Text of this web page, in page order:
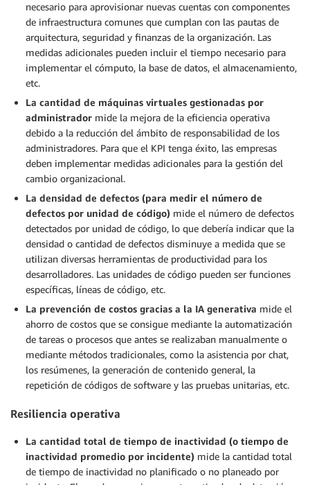
necesario para aprovisionar nuevas cuentas con componentes
de infraestructura comunes que cumplan con las pautas de
arquitectura, seguridad y finanzas de la organización. Las
medidas adicionales pueden incluir el tiempo necesario para
implementar el cómputo, la base de datos, el almacenamiento,
etc.
La cantidad de máquinas virtuales gestionadas por
administrador mide la mejora de la eficiencia operativa
debido a la reducción del ámbito de responsabilidad de los
administradores. Para que el KPI tenga éxito, las empresas
deben implementar medidas adicionales para la gestión del
cambio organizacional.
La densidad de defectos (para medir el número de
defectos por unidad de código) mide el número de defectos
detectados por unidad de código, lo que debería indicar que la
densidad o cantidad de defectos disminuye a medida que se
utilizan diversas herramientas de productividad para los
desarrolladores. Las unidades de código pueden ser funciones
específicas, líneas de código, etc.
La prevención de costos gracias a la IA generativa mide el
ahorro de costos que se consigue mediante la automatización
de tareas o procesos que antes se realizaban manualmente o
mediante métodos tradicionales, como la asistencia por chat,
los resúmenes, la generación de contenido general, la
repetición de códigos de software y las pruebas unitarias, etc.
Resiliencia operativa
La cantidad total de tiempo de inactividad (o tiempo de
inactividad promedio por incidente) mide la cantidad total
de tiempo de inactividad no planificado o no planeado por